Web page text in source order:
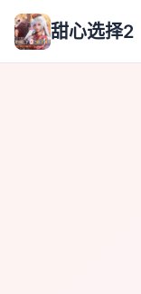
甜心选择2